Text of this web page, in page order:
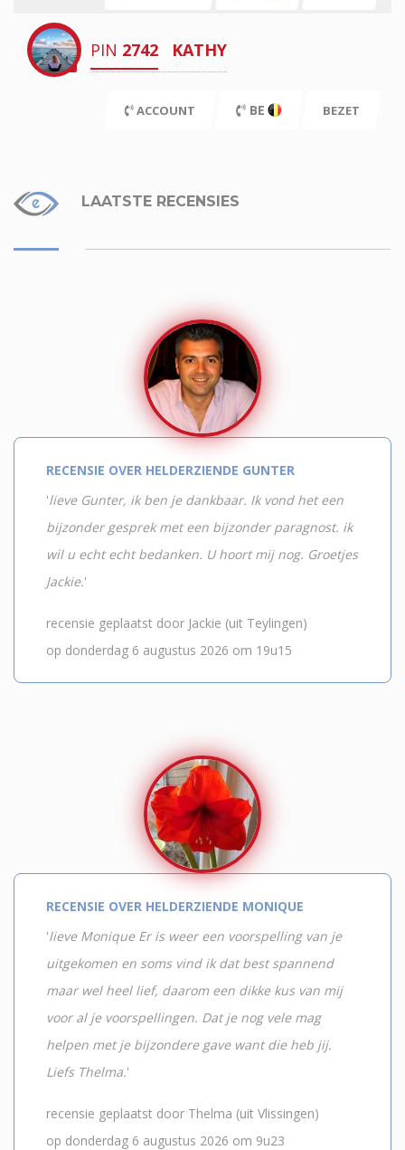
PIN 2742 KATHY
ACCOUNT BE BEZET
LAATSTE RECENSIES
RECENSIE OVER HELDERZIENDE GUNTER
'lieve Gunter, ik ben je dankbaar. Ik vond het een
bijzonder gesprek met een bijzonder paragnost. ik
wil u echt echt bedanken. U hoort mij nog. Groetjes
Jackie.'
recensie geplaatst door Jackie (uit Teylingen)
op donderdag 6 augustus 2026 om 19u15
RECENSIE OVER HELDERZIENDE MONIQUE
'lieve Monique Er is weer een voorspelling van je
uitgekomen en soms vind ik dat best spannend
maar wel heel lief, daarom een dikke kus van mij
voor al je voorspellingen. Dat je nog vele mag
helpen met je bijzondere gave want die heb jij.
Liefs Thelma.'
recensie geplaatst door Thelma (uit Vlissingen)
op donderdag 6 augustus 2026 om 9u23